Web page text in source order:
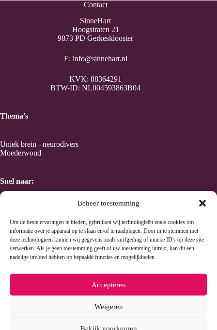
Beheer toestemming
Om de beste ervaringen te bieden, gebruiken wij technologieën zoals cookies om
informatie over je apparaat op te slaan en/of te raadplegen. Door in te stemmen met
deze technologieën kunnen wij gegevens zoals surfgedrag of unieke ID's op deze site
verwerken. Als je geen toestemming geeft of uw toestemming intrekt, kan dit een
nadelige invloed hebben op bepaalde functies en mogelijkheden.
Accepteren
Weigeren
Bekijk voorkeuren
Contact
SinneHart
Hoogstraten 21
9873 PD Gerkesklooster
E: info@sinnehart.nl
KVK: 88364291
BTW-ID: NL004593863B04
Thema's
Uniek brein - neurodivers
Moederwond
Snel naar:
Taal en Kracht van kleur
Human Design
Wen's methode
Handige links:
Beyuna